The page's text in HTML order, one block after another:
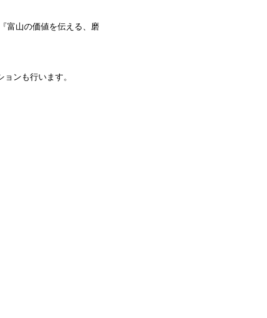
富山の価値を伝える、磨
ンも行います。